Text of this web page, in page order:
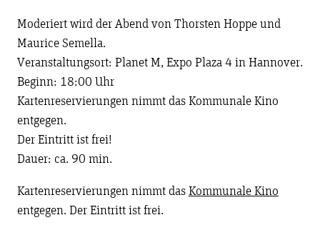
Moderiert wird der Abend von Thorsten Hoppe und
Maurice Semella.
Veranstaltungsort: Planet M, Expo Plaza 4 in Hannover.
Beginn: 18:00 Uhr
Kartenreservierungen nimmt das Kommunale Kino
entgegen.
Der Eintritt ist frei!
Dauer: ca. 90 min.
Kartenreservierungen nimmt das Kommunale Kino
entgegen. Der Eintritt ist frei.